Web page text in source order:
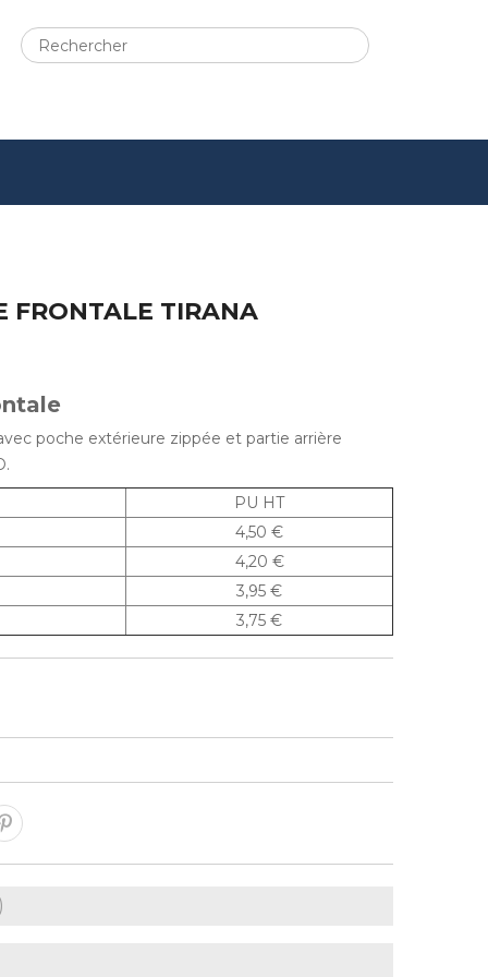
FRONTALE TIRANA
poche extérieure zippée et partie arrière
PU HT
4,50 €
4,20 €
3,95 €
3,75 €